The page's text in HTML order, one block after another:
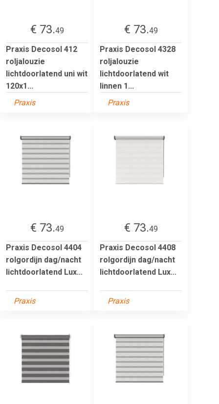
€ 73.49
Praxis Decosol 412
roljalouzie
lichtdoorlatend uni wit
120x1...
Praxis
€ 73.49
Praxis Decosol 4328
roljalouzie
lichtdoorlatend wit
linnen 1...
Praxis
€ 73.49
Praxis Decosol 4404
rolgordijn dag/nacht
lichtdoorlatend Lux...
Praxis
€ 73.49
Praxis Decosol 4408
rolgordijn dag/nacht
lichtdoorlatend Lux...
Praxis